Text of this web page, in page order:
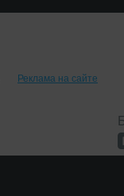
Реклама на сайте